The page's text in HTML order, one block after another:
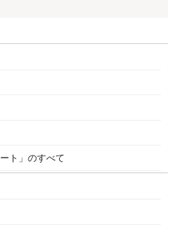
ト」のすべて